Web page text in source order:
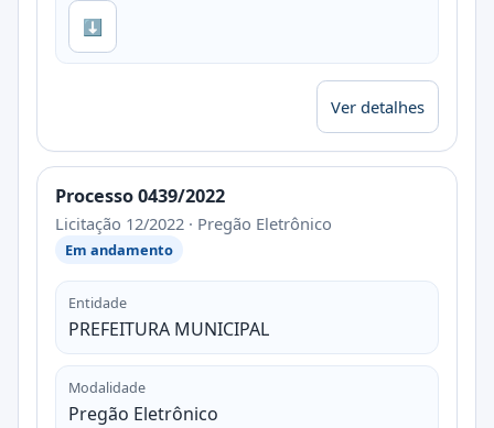
⬇
Ver detalhes
Processo 0439/2022
Licitação 12/2022 · Pregão Eletrônico
Em andamento
Entidade
PREFEITURA MUNICIPAL
Modalidade
Pregão Eletrônico